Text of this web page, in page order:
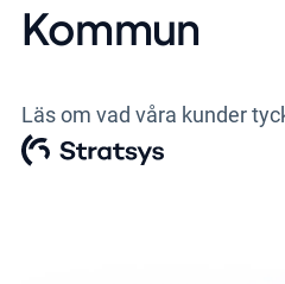
Kommun
Läs om vad våra kunder